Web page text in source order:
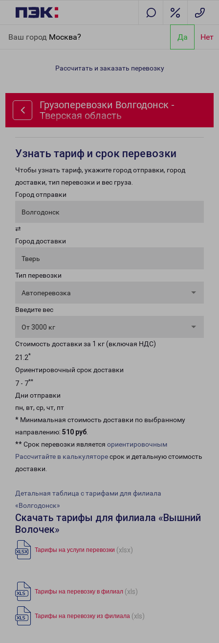
Ваш город Москва? Да Нет
область
Рассчитать и заказать перевозку
Грузоперевозки Волгодонск -
Тверская область
Узнать тариф и срок перевозки
Чтобы узнать тариф, укажите город отправки, город
доставки, тип перевозки и вес груза.
Город отправки
Волгодонск
⇄
Город доставки
Тверь
Тип перевозки
Автоперевозка
Введите вес
От 3000 кг
Стоимость доставки за 1 кг (включая НДС)
21.2*
Ориентировочный срок доставки
7 - 7**
Дни отправки
пн, вт, ср, чт, пт
* Минимальная стоимость доставки по выбранному
направлению: 510 руб.
** Срок перевозки является ориентировочным
Рассчитайте в калькуляторесрок и детальную стоимость
доставки.
Детальная таблица с тарифами для филиала
«Волгодонск»
Скачать тарифы для филиала «Вышний
Волочек»
Тарифы на услуги перевозки (xlsx)
Тарифы на перевозку в филиал (xls)
Тарифы на перевозку из филиала (xls)